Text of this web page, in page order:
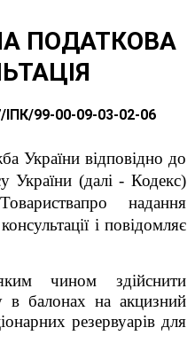
ПОДАТКОВА
ІПК/99-00-09-03-02-06
України відповідно до
України (далі - Кодекс)
надання
і повідомляє
чином здійснити
в балонах на акцизний
резервуарів для